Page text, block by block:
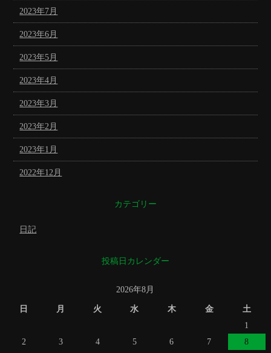
2023年7月
2023年6月
2023年5月
2023年4月
2023年3月
2023年2月
2023年1月
2022年12月
カテゴリー
日記
投稿日カレンダー
2026年8月
日 月 火 水 木 金 土
1
2
3 4 5 6 7
8